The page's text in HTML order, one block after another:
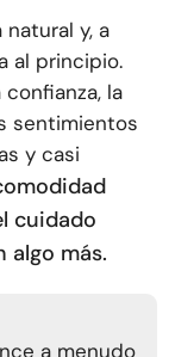
y, a
al principio.
la
sentimientos
y casi
cuidado
algo más.
a menudo